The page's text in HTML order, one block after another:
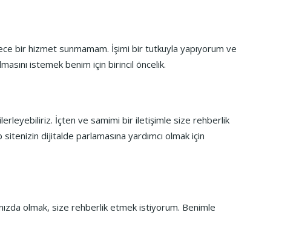
bir hizmet sunmamam. İşimi bir tutkuyla yapıyorum ve
istemek benim için birincil öncelik.
İçten ve samimi bir iletişimle size rehberlik
dijitalde parlamasına yardımcı olmak için
olmak, size rehberlik etmek istiyorum. Benimle